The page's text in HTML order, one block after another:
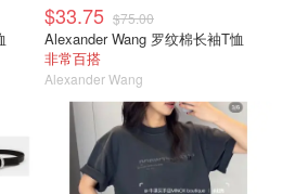
$33.75 $75.00
Alexander Wang 罗纹棉长袖T恤
非常百搭
Alexander Wang